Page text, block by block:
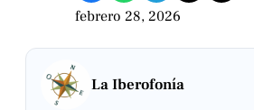
febrero 28, 2026
La Iberofonía